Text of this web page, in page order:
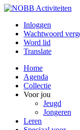
Inloggen
Wachtwoord
Word lid
Translate
Home
Agenda
Collectie
Voor jou
Jeugd
Jongeren
Leren